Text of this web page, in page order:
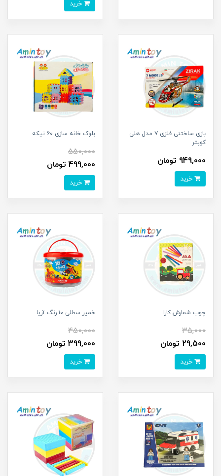
بازی ساختنی فلزی ۷ مدل هلی
کوپتر
949,000 تومان
بلوک خانه سازی ۶۰ تیکه
550,000
499,000 تومان
چوب شمارش کارا
35,000
29,500 تومان
خمیر سطلی ۱۰ رنگ آریا
450,000
399,000 تومان